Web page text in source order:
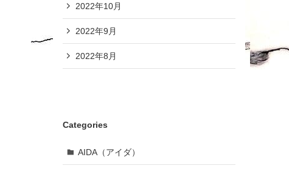
2022年10月
2022年9月
2022年8月
Categories
AIDA（アイダ）